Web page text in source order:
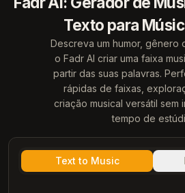
Texto para
Descreva um humor, gênero
o Fadr AI criar uma faixa
partir das suas palavras.
rápidas de faixas,
criação musical versátil sem
tempo de
Text to Music